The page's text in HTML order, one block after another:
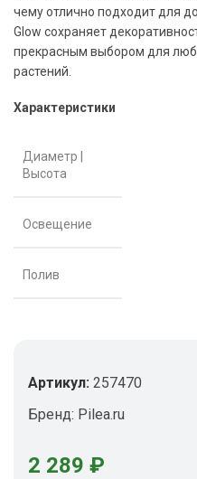
чему отлично подходит для
Glow сохраняет
прекрасным выбором для
растений.
Характеристики
Диаметр |
Высота
Освещение
Полив
Артикул: 257470
Бренд: Pilea.ru
2 289 ₽